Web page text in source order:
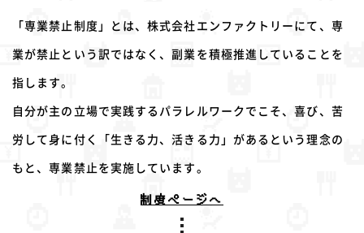
「専業禁止制度」とは、株式会社エンファクトリーにて、専
業が禁止という訳ではなく、副業を積極推進していることを
指します。
自分が主の立場で実践するパラレルワークでこそ、喜び、苦
労して身に付く「生きる力、活きる力」があるという理念の
もと、専業禁止を実施しています。
制度ページへ